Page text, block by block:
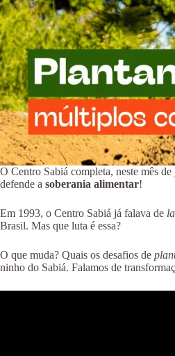
O Centro Sabiá completa, neste mês
defende a soberania alimentar!
Em 1993, o Centro Sabiá já falava de
Brasil. Mas que luta é essa?
O que muda? Quais os desafios de
ninho do Sabiá. Falamos de